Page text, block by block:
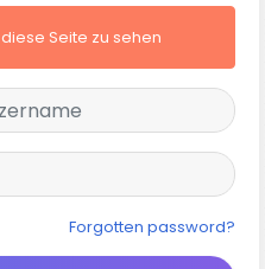
Seite zu sehen
Forgotten password?